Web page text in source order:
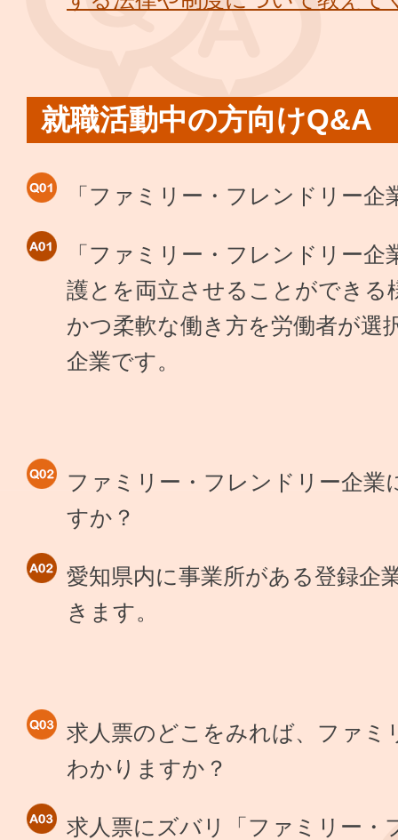
就職活動中の方向けQ&A
「ファミリー・フレンドリー
「ファミリー・フレンドリー
護とを両立させることができる
かつ柔軟な働き方を労働者が選
企業です。
ファミリー・フレンドリー企業
すか？
愛知県内に事業所がある登録企
きます。
求人票のどこをみれば、ファミ
わかりますか？
求人票にズバリ「ファミリー・